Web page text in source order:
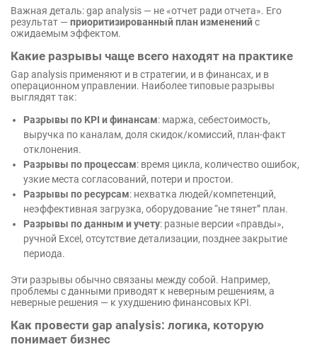
Важная деталь: gap analysis — не «отчет ради отчета». Его
результат — приоритизированный план измененийс
ожидаемым эффектом.
Какие разрывы чаще всего находят на практике
Gap analysis применяют и в стратегии, и в финансах, и в
операционном управлении. Наиболее типовые разрывы
выглядят так:
Разрывы по KPI и финансам: маржа, себестоимость,
выручка по каналам, доля скидок/комиссий, план-факт
отклонения.
Разрывы по процессам: время цикла, количество ошибок,
узкие места согласований, потери и простои.
Разрывы по ресурсам: нехватка людей/компетенций,
неэффективная загрузка, оборудование “не тянет” план.
Разрывы по данным и учету: разные версии «правды»,
ручной Excel, отсутствие детализации, позднее закрытие
периода.
Эти разрывы обычно связаны между собой. Например,
проблемы с данными приводят к неверным решениям, а
неверные решения — к ухудшению финансовых KPI.
Как провести gap analysis: логика, которую
понимает бизнес